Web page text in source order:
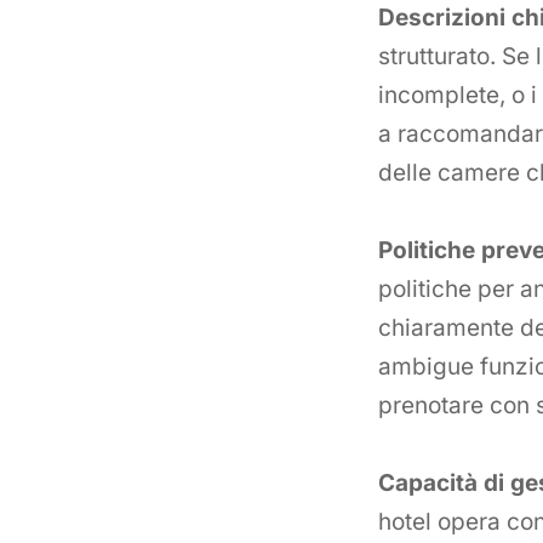
Descrizioni
strutturato. Se
incomplete, o
a
delle camere
Politiche
politiche per
chiaramente
ambigue
prenotare con
Capacità di
hotel opera